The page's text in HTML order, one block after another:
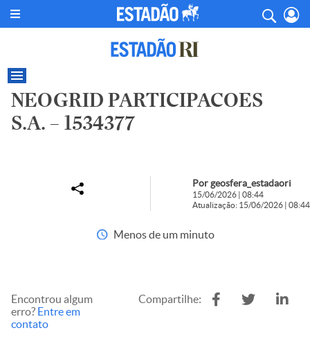
NEOGRID PARTICIPACOES
S.A. – 1534377
Por geosfera_estadaori
15/06/2026 | 08:44
Atualização: 15/06/2026 | 08:44
Menos de um minuto
Encontrou algum
erro? Entre em
contato
Compartilhe: